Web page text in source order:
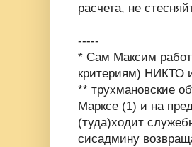
расчета, не
-----
* Сам Максим
критериям) НИКТО
** трухмановские
Марксе (1) и на
(туда)ходит
сисадмину